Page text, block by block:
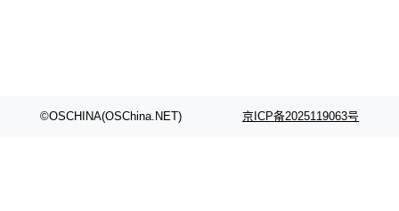
©OSCHINA(OSChina.NET) 京ICP备2025119063号